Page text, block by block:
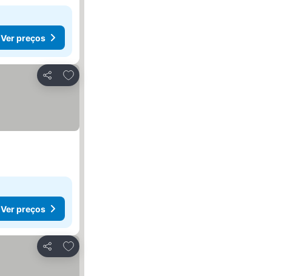
Ver preços
Partilhar
Adicionar aos favoritos
Ver preços
Partilhar
Adicionar aos favoritos